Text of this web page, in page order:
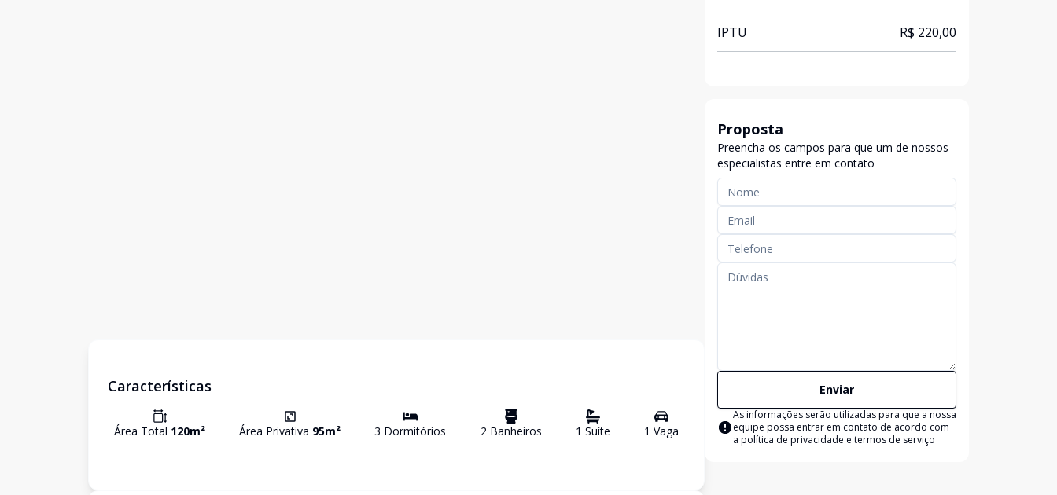
Características
Área Total 120m² Área Privativa 95m² 3 Dormitórios 2Banheiros 1 Suíte 1 Vaga
IPTU R$ 220,00
Proposta
Preencha os campos para que um de nossos
especialistas entre em contato
Enviar
As informações serão utilizadas para que a nossa
equipe possa entrar em contato de acordo com
a política de privacidade e termos de serviço